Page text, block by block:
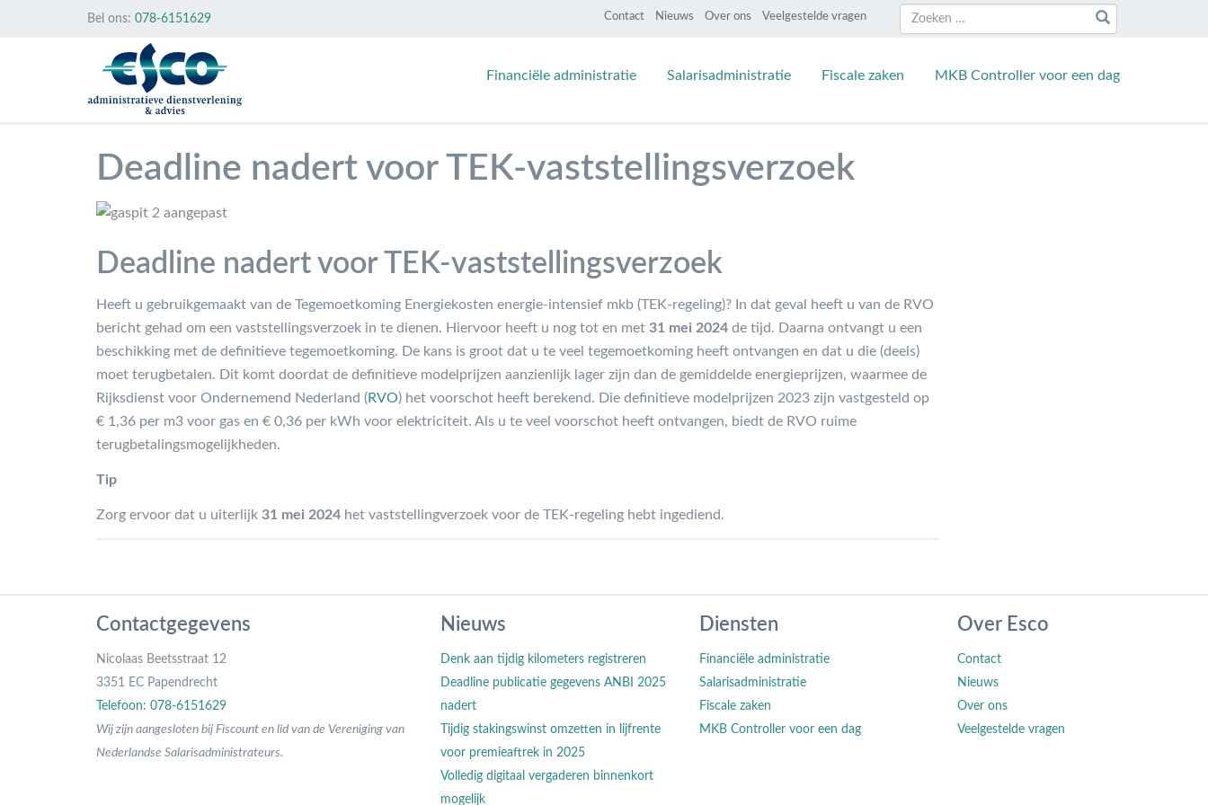
Contact Nieuws Over ons Veelgestelde vragen
Bel ons: 078-6151629
Zoeken
Zoeken
naar:
Financiële administratie Salarisadministratie Fiscale zaken MKB Controller voor een dag
Deadline nadert voor TEK-vaststellingsverzoek
Deadline nadert voor TEK-vaststellingsverzoek
Heeft u gebruikgemaakt van de Tegemoetkoming Energiekosten energie-intensief mkb (TEK-regeling)? In dat geval heeft u van de RVO
bericht gehad om een vaststellingsverzoek in te dienen. Hiervoor heeft u nog tot en met 31 mei 2024 de tijd. Daarna ontvangt u een
beschikking met de definitieve tegemoetkoming. De kans is groot dat u te veel tegemoetkoming heeft ontvangen en dat u die (deels)
moet terugbetalen. Dit komt doordat de definitieve modelprijzen aanzienlijk lager zijn dan de gemiddelde energieprijzen, waarmee de
Rijksdienst voor Ondernemend Nederland (RVO) het voorschot heeft berekend. Die definitieve modelprijzen 2023 zijn vastgesteld op
€ 1,36 per m3 voor gas en € 0,36 per kWh voor elektriciteit. Als u te veel voorschot heeft ontvangen, biedt de RVO ruime
terugbetalingsmogelijkheden.
Tip
Zorg ervoor dat u uiterlijk 31 mei 2024 het vaststellingverzoek voor de TEK-regeling hebt ingediend.
Contactgegevens
Nicolaas Beetsstraat 12
3351 EC Papendrecht
Telefoon: 078-6151629
Wij zijn aangesloten bij Fiscount en lid van de Vereniging van
Nederlandse Salarisadministrateurs.
Nieuws
Denk aan tijdig kilometers registreren
Deadline publicatie gegevens ANBI 2025
nadert
Tijdig stakingswinst omzetten in lijfrente
voor premieaftrek in 2025
Volledig digitaal vergaderen binnenkort
mogelijk
Diensten
Financiële administratie
Salarisadministratie
Fiscale zaken
MKB Controller voor een dag
Over Esco
Contact
Nieuws
Over ons
Veelgestelde vragen